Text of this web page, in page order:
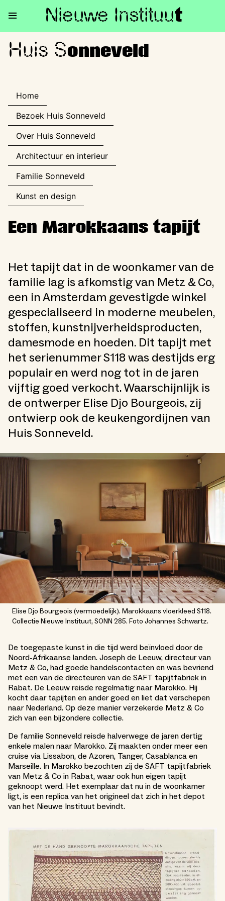
Nieuwe Instituut
Huis Sonneveld
Huis Sonneveld
Home
Bezoek Huis Sonneveld
Over Huis Sonneveld
Architectuur en interieur
Familie Sonneveld
Kunst en design
Een Marokkaans tapijt
Het tapijt dat in de woonkamer van de
familie lag is afkomstig van Metz & Co,
een in Amsterdam gevestigde winkel
gespecialiseerd in moderne meubelen,
stoffen, kunstnijverheidsproducten,
damesmode en hoeden. Dit tapijt met
het serienummer S118 was destijds erg
populair en werd nog tot in de jaren
vijftig goed verkocht. Waarschijnlijk is
de ontwerper Elise Djo Bourgeois, zij
ontwierp ook de keukengordijnen van
Huis Sonneveld.
Elise Djo Bourgeois (vermoedelijk). Marokkaans vloerkleed S118.
Collectie Nieuwe Instituut, SONN 285. Foto Johannes Schwartz.
De toegepaste kunst in die tijd werd beïnvloed door de
Noord-Afrikaanse landen. Joseph de Leeuw, directeur van
Metz & Co, had goede handelscontacten en was bevriend
met een van de directeuren van de SAFT tapijtfabriek in
Rabat. De Leeuw reisde regelmatig naar Marokko. Hij
kocht daar tapijten en ander goed en liet dat verschepen
naar Nederland. Op deze manier verzekerde Metz & Co
zich van een bijzondere collectie.
De familie Sonneveld reisde halverwege de jaren dertig
enkele malen naar Marokko. Zij maakten onder meer een
cruise via Lissabon, de Azoren, Tanger, Casablanca en
Marseille. In Marokko bezochten zij de SAFT tapijtfabriek
van Metz & Co in Rabat, waar ook hun eigen tapijt
geknoopt werd. Het exemplaar dat nu in de woonkamer
ligt, is een replica van het origineel dat zich in het depot
van het Nieuwe Instituut bevindt.